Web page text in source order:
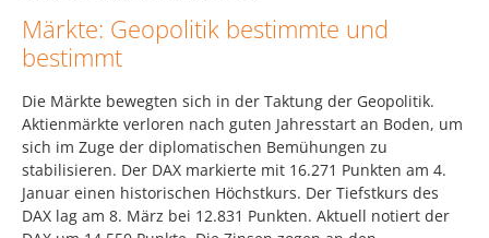
Märkte: Geopolitik bestimmte und
bestimmt
Die Märkte bewegten sich in der Taktung der Geopolitik.
Aktienmärkte verloren nach guten Jahresstart an Boden, um
sich im Zuge der diplomatischen Bemühungen zu
stabilisieren. Der DAX markierte mit 16.271 Punkten am 4.
Januar einen historischen Höchstkurs. Der Tiefstkurs des
DAX lag am 8. März bei 12.831 Punkten. Aktuell notiert der